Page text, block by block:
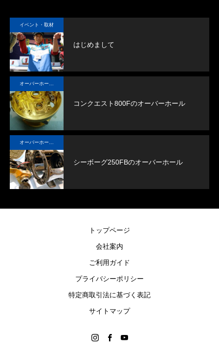
イベント・取材
はじめまして
コンクエスト800Fのオーバーホール
シーボーグ250FBのオーバーホール
トップページ
会社案内
ご利用ガイド
プライバシーポリシー
特定商取引法に基づく表記
サイトマップ